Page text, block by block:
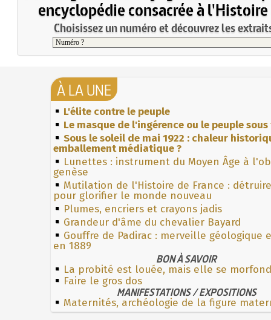
encyclopédie consacrée à l'Histoire
Choisissez un numéro et découvrez les
À LA UNE
L'élite contre le peuple
Le masque de l'ingérence ou le peuple
Sous le soleil de mai 1922 : chaleur
emballement médiatique ?
Lunettes : instrument du Moyen Âge à
genèse
Mutilation de l'Histoire de France :
pour glorifier le monde nouveau
Plumes, encriers et crayons jadis
Grandeur d'âme du chevalier Bayard
Gouffre de Padirac : merveille géologique
en 1889
BON À SAVOIR
La probité est louée, mais elle se morfond
Faire le gros dos
MANIFESTATIONS / EXPOSITIONS
Maternités, archéologie de la figure